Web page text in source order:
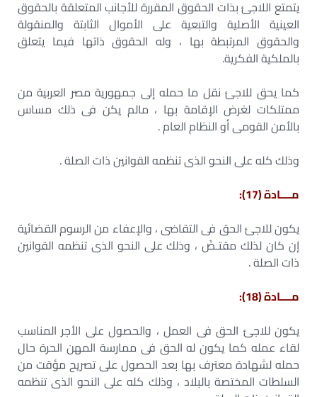
يتمتع اللاجئ بذات الحقوق المقررة للأجانب المتعلقة بالحقوق
العينية الأصلية والتبعية على الأموال الثابتة والمنقولة
والحقوق المرتبطة بها ، وله الحقوق ذاتها فيما يتعلق
بالملكية الفكرية.
كما يحق للاجئ نقل ما حمله إلى جمهورية مصر العربية من
ممتلكات لغرض الإقامة بها ، مالم يكن فى ذلك مساس
بالأمن القومى أو النظام العام .
وذلك كله على النحو الذى تنظمه القوانين ذات الصلة .
مــــادة (17):
يكون للاجئ الحق فى التقاضى ، والإعفاء من الرسوم القضائية
إن كان لذلك مقتـضً ، وذلك على النحو الذى تنظمه القوانين
ذات الصلة .
مــــادة (18):
يكون للاجئ الحق فى العمل ، والحصول على الأجر المناسب
لقاء عمله كما يكون له الحق فى ممارسة المهن الحرة حال
حمله لشهادة معترف بها بعد الحصول على تصريح مؤقت من
السلطات المختصة بالبلاد ، وذلك كله على النحو الذى تنظمه